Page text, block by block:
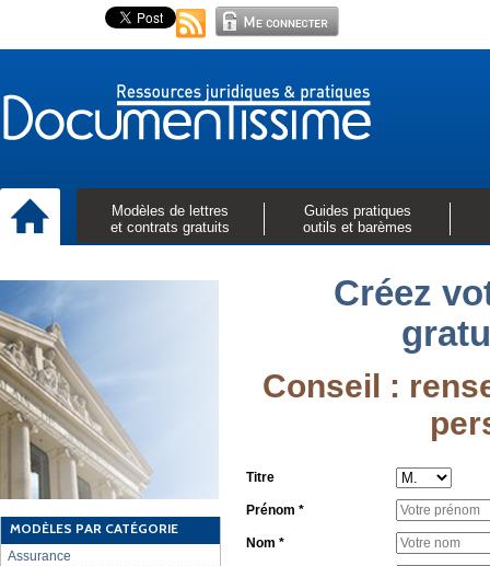
Modèles de lettres
et contrats gratuits
Guides pratiques
outils et barèmes
MODÈLES PAR CATÉGORIE
Assurance
Créez
Conseil :
Titre
Prénom *
Nom *